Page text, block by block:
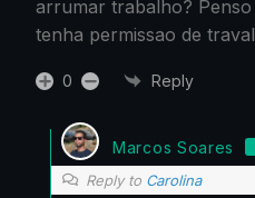
arrumar trabalho?
tenha permissao de
0 Reply
Marcos Soares
Reply to Carolina